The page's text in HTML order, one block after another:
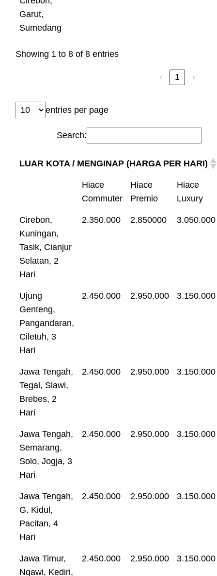
Garut,
Sumedang
Showing 1 to 8 of 8 entries
‹ 1 ›
entries per page
Search:
LUAR KOTA / MENGINAP (HARGA PER HARI)
Hiace
Commuter
Hiace
Premio
Hiace
Luxury
Cirebon,
Kuningan,
Tasik, Cianjur
Selatan, 2
Hari
2.350.000 2.850000 3.050.000
Ujung
Genteng,
Pangandaran,
Ciletuh, 3
Hari
2.450.000 2.950.000 3.150.000
Jawa Tengah,
Tegal, Slawi,
Brebes, 2
Hari
2.450.000 2.950.000 3.150.000
Jawa Tengah,
Semarang,
Solo, Jogja, 3
Hari
2.450.000 2.950.000 3.150.000
Jawa Tengah,
G. Kidul,
Pacitan, 4
Hari
2.450.000 2.950.000 3.150.000
Jawa Timur,
Ngawi, Kediri,
2.450.000 2.950.000 3.150.000